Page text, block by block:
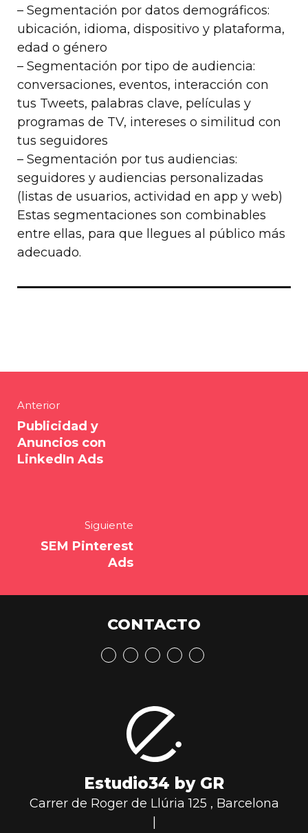
– Segmentación por datos demográficos:
ubicación, idioma, dispositivo y plataforma,
edad o género
– Segmentación por tipo de audiencia:
conversaciones, eventos, interacción con
tus Tweets, palabras clave, películas y
programas de TV, intereses o similitud con
tus seguidores
– Segmentación por tus audiencias:
seguidores y audiencias personalizadas
(listas de usuarios, actividad en app y web)
Estas segmentaciones son combinables
entre ellas, para que llegues al público más
adecuado.
Anterior
Publicidad y
Anuncios con
LinkedIn Ads
Siguiente
SEM Pinterest
Ads
CONTACTO
Estudio34 by GR
Carrer de Roger de Llúria 125 , Barcelona